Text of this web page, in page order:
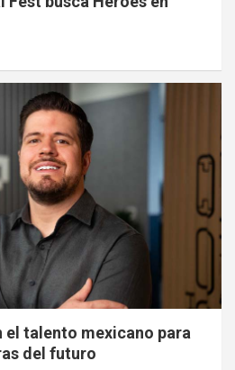
el talento mexicano para
del futuro